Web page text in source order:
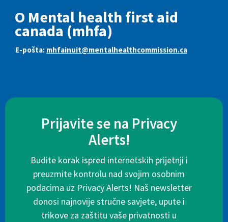
O Mental health first aid
canada (mhfa)
E-pošta: mhfainuit@mentalhealthcommission.ca
Prijavite se na Privacy
Alerts!
Budite korak ispred internetskih prijetnji i
preuzmite kontrolu nad svojim osobnim
podacima uz Privacy Alerts! Naš newsletter
donosi najnovije stručne savjete, upute i
trikove za zaštitu vaše privatnosti u